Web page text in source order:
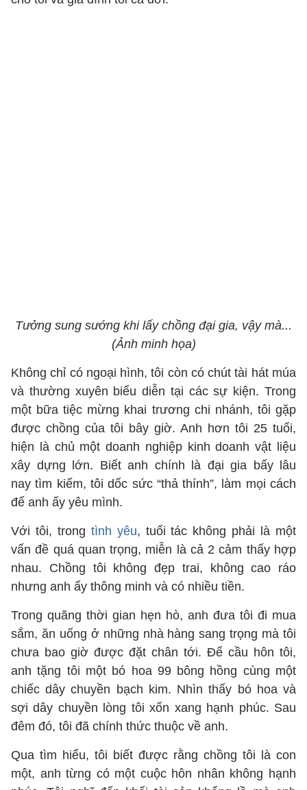
Tưởng sung sướng khi lấy chồng đại gia, vậy mà...
(Ảnh minh họa)
Không chỉ có ngoại hình, tôi còn có chút tài hát múa
và thường xuyên biểu diễn tại các sự kiện. Trong
một bữa tiệc mừng khai trương chi nhánh, tôi gặp
được chồng của tôi bây giờ. Anh hơn tôi 25 tuổi,
hiện là chủ một doanh nghiệp kinh doanh vật liệu
xây dựng lớn. Biết anh chính là đại gia bấy lâu
nay tìm kiếm, tôi dốc sức “thả thính”, làm mọi cách
để anh ấy yêu mình.
Với tôi, trong tình yêu, tuổi tác không phải là một
vấn đề quá quan trọng, miễn là cả 2 cảm thấy hợp
nhau. Chồng tôi không đẹp trai, không cao ráo
nhưng anh ấy thông minh và có nhiều tiền.
Trong quãng thời gian hẹn hò, anh đưa tôi đi mua
sắm, ăn uống ở những nhà hàng sang trọng mà tôi
chưa bao giờ được đặt chân tới. Để cầu hôn tôi,
anh tặng tôi một bó hoa 99 bông hồng cùng một
chiếc dây chuyền bạch kim. Nhìn thấy bó hoa và
sợi dây chuyền lòng tôi xốn xang hạnh phúc. Sau
đêm đó, tôi đã chính thức thuộc về anh.
Qua tìm hiểu, tôi biết được rằng chồng tôi là con
một, anh từng có một cuộc hôn nhân không hạnh